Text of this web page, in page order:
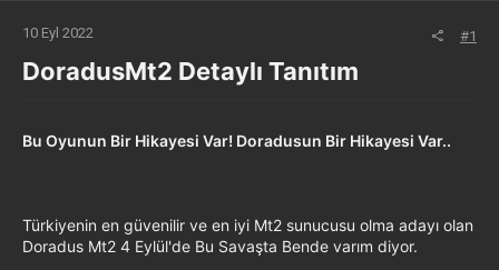
10 Eyl 2022 #1
DoradusMt2 Detaylı Tanıtım​
Bu Oyunun Bir Hikayesi Var! Doradusun Bir Hikayesi Var..
Türkiyenin en güvenilir ve en iyi Mt2 sunucusu olma adayı olan
Doradus Mt2 4 Eylül'de Bu Savaşta Bende varım diyor.